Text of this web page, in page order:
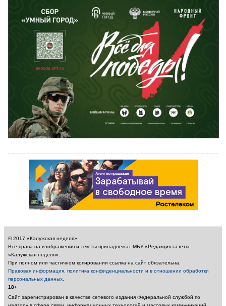
© 2017 «Калужская неделя».
Все права на изображения и тексты принадлежат МБУ «Редакция газеты
«Калужская неделя».
При полном или частичном копировании ссылка на сайт обязательна.
Правовая информация, политика конфиденциальности и в отношении обработки
персональных данных
18+
Сайт зарегистрирован в качестве сетевого издания Федеральной службой по